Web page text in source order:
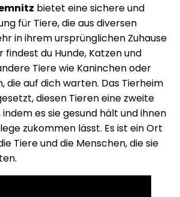
bietet eine sichere und
für Tiere, die aus diversen
in ihrem ursprünglichen Zuhause
findest du Hunde, Katzen und
Tiere wie Kaninchen oder
die auf dich warten. Das Tierheim
diesen Tieren eine zweite
es sie gesund hält und ihnen
zukommen lässt. Es ist ein Ort
Tiere und die Menschen, die sie